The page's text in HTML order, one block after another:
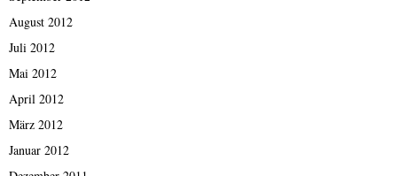
August 2012
Juli 2012
Mai 2012
April 2012
März 2012
Januar 2012